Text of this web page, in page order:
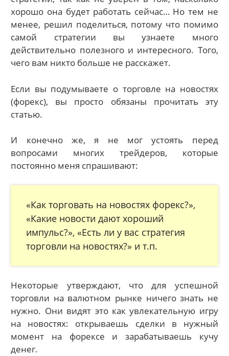
хорошо она будет работать сейчас… Но тем не
менее, решил поделиться, потому что помимо
самой стратегии вы узнаете много
действительно полезного и интересного. Того,
чего вам никто больше не расскажет.
Если вы подумываете о торговле на новостях
(форекс), вы просто обязаны прочитать эту
статью.
И конечно же, я не мог устоять перед
вопросами многих трейдеров, которые
постоянно меня спрашивают:
«Как торговать на новостях форекс?»,
«Какие новости дают хороший
импульс?», «Есть ли у вас стратегия
торговли на новостях?» и т.п.
Некоторые утверждают, что для успешной
торговли на валютном рынке ничего знать не
нужно. Они видят это как увлекательную игру
на новостях: открываешь сделки в нужный
момент на форексе и зарабатываешь кучу
денег.